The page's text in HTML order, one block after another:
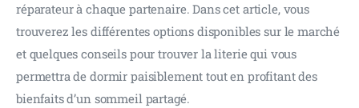
réparateur à chaque partenaire. Dans cet article, vous
trouverez les différentes options disponibles sur le marché
et quelques conseils pour trouver la literie qui vous
permettra de dormir paisiblement tout en profitant des
bienfaits d’un sommeil partagé.